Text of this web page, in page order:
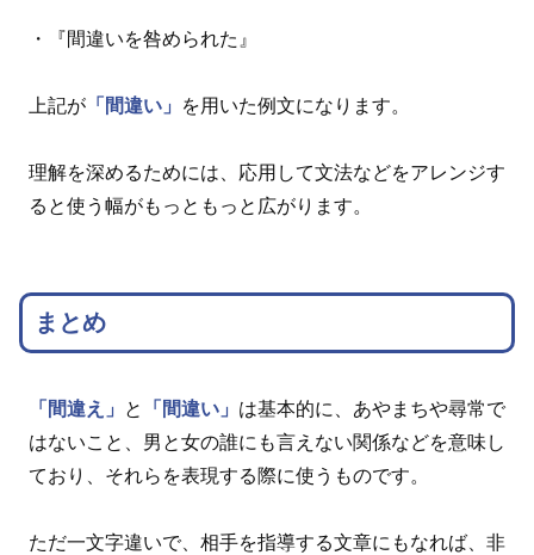
・『間違いを咎められた』
上記が 「間違い」 を用いた例文になります。
理解を深めるためには、応用して文法などをアレンジす
ると使う幅がもっともっと広がります。
まとめ
「間違え」 と 「間違い」 は基本的に、あやまちや尋常で
はないこと、男と女の誰にも言えない関係などを意味し
ており、それらを表現する際に使うものです。
ただ一文字違いで、相手を指導する文章にもなれば、非